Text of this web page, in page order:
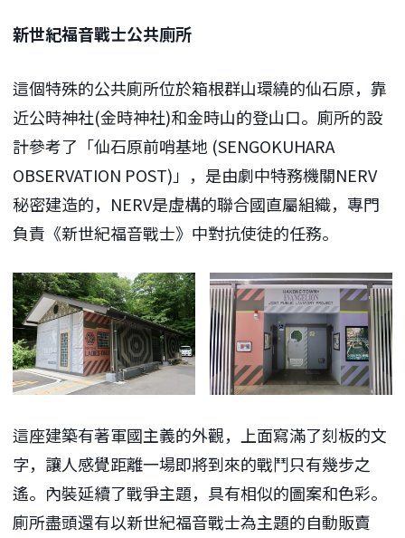
新世紀福音戰士公共廁所
這個特殊的公共廁所位於箱根群山環繞的仙石原，靠
近公時神社(金時神社)和金時山的登山口。廁所的設
計參考了「仙石原前哨基地 (SENGOKUHARA
OBSERVATION POST)」，是由劇中特務機關NERV
秘密建造的，NERV是虛構的聯合國直屬組織，專門
負責《新世紀福音戰士》中對抗使徒的任務。
這座建築有著軍國主義的外觀，上面寫滿了刻板的文
字，讓人感覺距離一場即將到來的戰鬥只有幾步之
遙。內裝延續了戰爭主題，具有相似的圖案和色彩。
廁所盡頭還有以新世紀福音戰士為主題的自動販賣